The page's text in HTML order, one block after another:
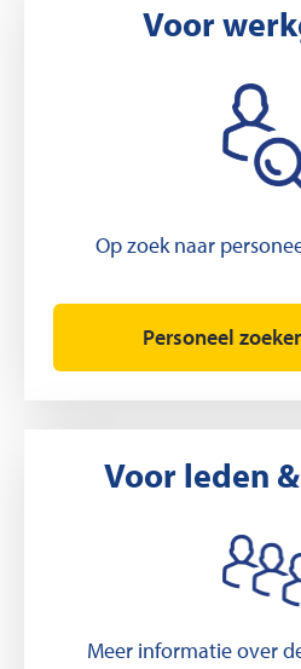
Voor
Op zoek naar
Personeel
Voor leden
Meer informatie over